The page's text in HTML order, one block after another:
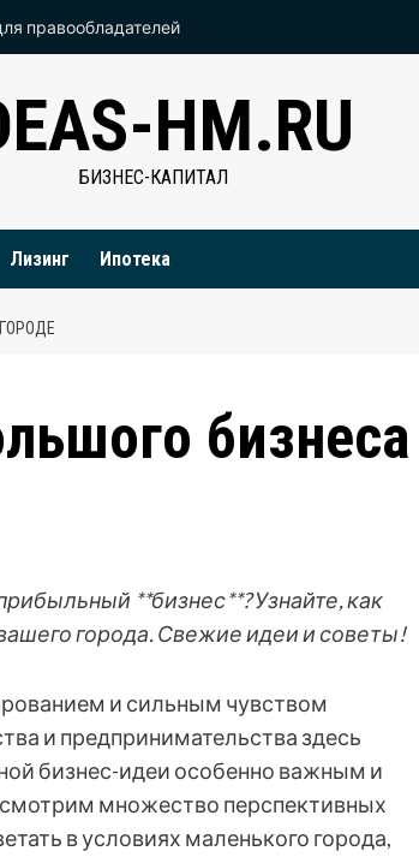
правообладателей
HM.RU
БИЗНЕС-КАПИТАЛ
Лизинг Ипотека
бизнеса
**бизнес**? Узнайте, как
города. Свежие идеи и советы!
и сильным чувством
и предпринимательства здесь
бизнес-идеи особенно важным и
множество перспективных
в условиях маленького города,